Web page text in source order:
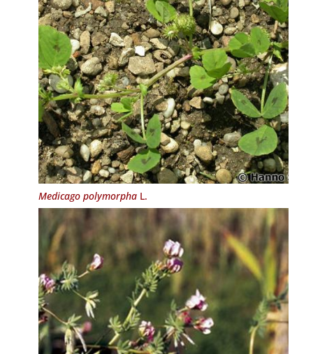
Medicago polymorphaL.